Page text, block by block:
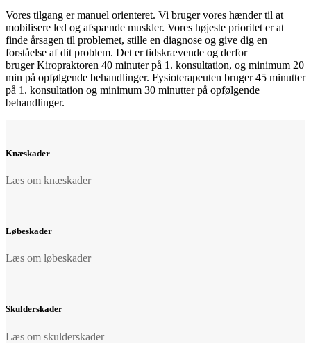
Vores tilgang er manuel orienteret. Vi bruger vores hænder til at
mobilisere led og afspænde muskler. Vores højeste prioritet er at
finde årsagen til problemet, stille en diagnose og give dig en
forståelse af dit problem. Det er tidskrævende og derfor
bruger Kiropraktoren 40 minuter på 1. konsultation, og minimum 20
min på opfølgende behandlinger. Fysioterapeuten bruger 45 minutter
på 1. konsultation og minimum 30 minutter på opfølgende
behandlinger.​
Knæskader
Læs om knæskader
Løbeskader
Læs om løbeskader
Skulderskader
Læs om skulderskader